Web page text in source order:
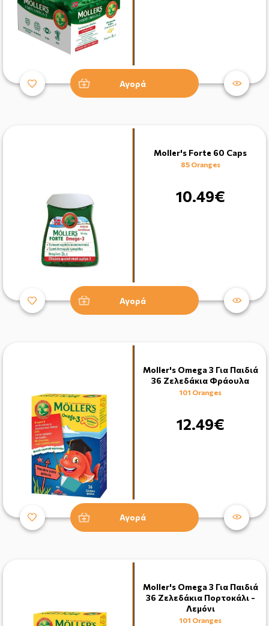
Αγορά
Moller's Forte 60 Caps
85 Oranges
10.49€
Αγορά
Moller's Omega 3 Για Παιδιά
36 Ζελεδάκια Φράουλα
101 Oranges
12.49€
Αγορά
Moller's Omega 3 Για Παιδιά
36 Ζελεδάκια Πορτοκάλι -
Λεμόνι
101 Oranges